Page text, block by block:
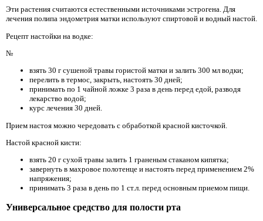
Эти растения считаются естественными источниками эстрогена. Для
лечения полипа эндометрия матки используют спиртовой и водный настой.
Рецепт настойки на водке:
№
взять 30 г сушеной травы гористой матки и залить 300 мл водки;
перелить в термос, закрыть, настоять 30 дней;
принимать по 1 чайной ложке 3 раза в день перед едой, разводя
лекарство водой;
курс лечения 30 дней.
Прием настоя можно чередовать с обработкой красной кисточкой.
Настой красной кисти:
взять 20 г сухой травы залить 1 граненым стаканом кипятка;
завернуть в махровое полотенце и настоять перед применением 2%
напряжения;
принимать 3 раза в день по 1 ст.л. перед основным приемом пищи.
Универсальное средство для полости рта